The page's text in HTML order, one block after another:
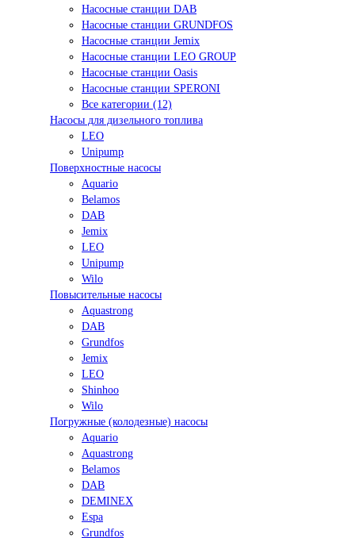
Насосные станции DAB
Насосные станции GRUNDFOS
Насосные станции Jemix
Насосные станции LEO GROUP
Насосные станции Oasis
Насосные станции SPERONI
Все категории (12)
Насосы для дизельного топлива
LEO
Unipump
Поверхностные насосы
Aquario
Belamos
DAB
Jemix
LEO
Unipump
Wilo
Повысительные насосы
Aquastrong
DAB
Grundfos
Jemix
LEO
Shinhoo
Wilo
Погружные (колодезные) насосы
Aquario
Aquastrong
Belamos
DAB
DEMINEX
Espa
Grundfos